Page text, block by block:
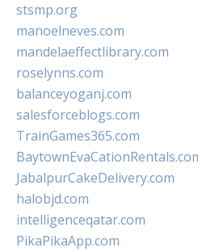
stsmp.org
manoelneves.com
mandelaeffectlibrary.com
roselynns.com
balanceyoganj.com
salesforceblogs.com
TrainGames365.com
JabalpurCakeDelivery.com
halobjd.com
intelligenceqatar.com
PikaPikaApp.com